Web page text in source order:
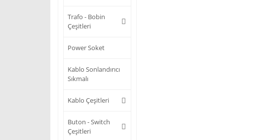
Trafo - Bobin
Çeşitleri
Power Soket
Kablo Sonlandırıcı
Sıkmalı
Kablo Çeşitleri
Buton - Switch
Çeşitleri